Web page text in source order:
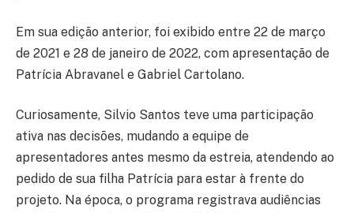
Em sua edição anterior, foi exibido entre 22 de março
de 2021 e 28 de janeiro de 2022, com apresentação de
Patrícia Abravanel e Gabriel Cartolano.
Curiosamente, Silvio Santos teve uma participação
ativa nas decisões, mudando a equipe de
apresentadores antes mesmo da estreia, atendendo ao
pedido de sua filha Patrícia para estar à frente do
projeto. Na época, o programa registrava audiências